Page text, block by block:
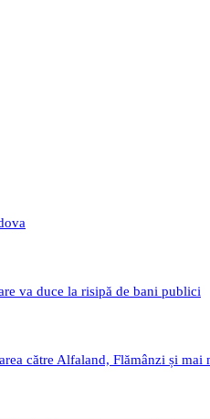
va duce la risipă de bani publici
către Alfaland, Flămânzi și mai